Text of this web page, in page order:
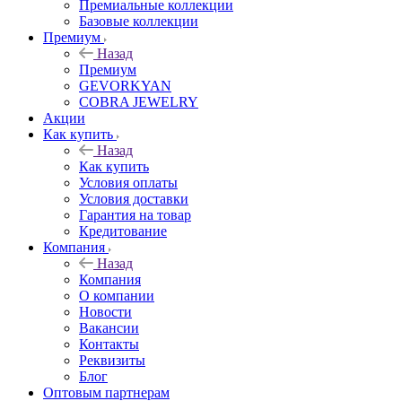
Премиальные коллекции
Базовые коллекции
Премиум
Назад
Премиум
GEVORKYAN
COBRA JEWELRY
Акции
Как купить
Назад
Как купить
Условия оплаты
Условия доставки
Гарантия на товар
Кредитование
Компания
Назад
Компания
О компании
Новости
Вакансии
Контакты
Реквизиты
Блог
Оптовым партнерам